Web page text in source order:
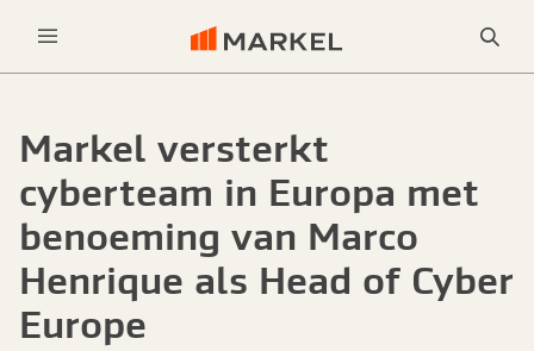
Markel versterkt
cyberteam in Europa met
benoeming van Marco
Henrique als Head of Cyber
Europe